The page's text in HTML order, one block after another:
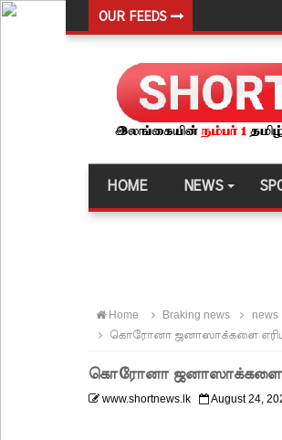
OUR FEEDS
விலங்குகள், தேசிய நீர்
146 சட்டவிரோத சூதாட்ட
பாகுபாடற்ற சேவையே
நீர்கொழும்பு சிறை வன்முறை
கட்டிடம் திறப்பு!
டெங்குவால்
HOME NEWS
Home Braking news
news
கொரோனா ஜனாஸாக்களை
கொரோனா ஜனாஸாக்களை
www.shortnews.lk August 24,